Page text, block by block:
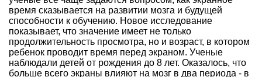
время сказывается на развитии мозга и будущей
способности к обучению. Новое исследование
показывает, что значение имеет не только
продолжительность просмотра, но и возраст, в котором
ребенок проводит время перед экраном. Ученые
наблюдали детей от рождения до 8 лет. Оказалось, что
больше всего экраны влияют на мозг в два периода - в